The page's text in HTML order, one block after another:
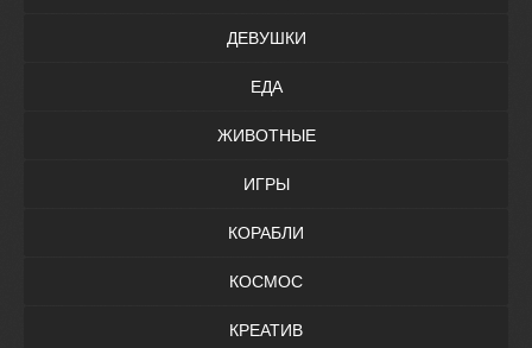
ДЕВУШКИ
ЕДА
ЖИВОТНЫЕ
ИГРЫ
КОРАБЛИ
КОСМОС
КРЕАТИВ